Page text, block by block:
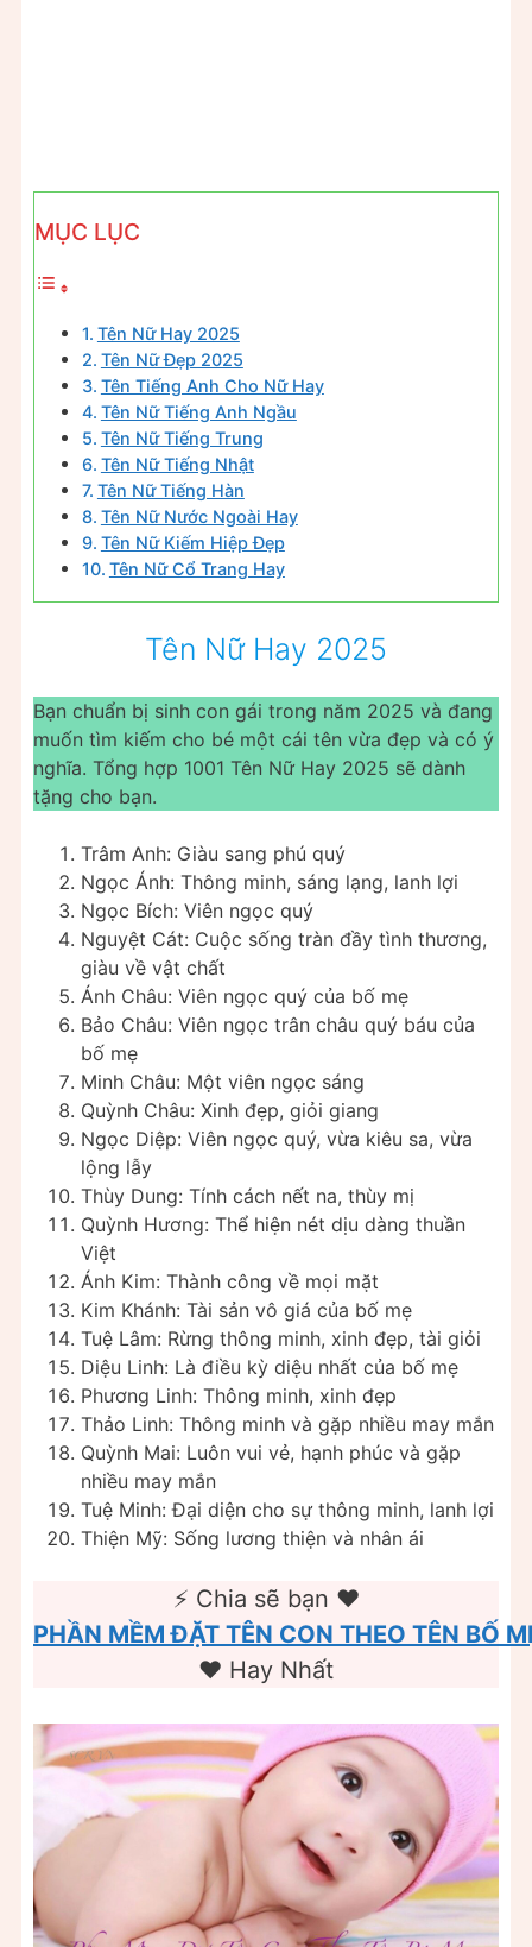
MỤC LỤC
Tên Nữ Hay 2025
Tên Nữ Đẹp 2025
Tên Tiếng Anh Cho Nữ Hay
Tên Nữ Tiếng Anh Ngầu
Tên Nữ Tiếng Trung
Tên Nữ Tiếng Nhật
Tên Nữ Tiếng Hàn
Tên Nữ Nước Ngoài Hay
Tên Nữ Kiếm Hiệp Đẹp
Tên Nữ Cổ Trang Hay
Tên Nữ Hay 2025
Bạn chuẩn bị sinh con gái trong năm 2025 và đang
muốn tìm kiếm cho bé một cái tên vừa đẹp và có ý
nghĩa. Tổng hợp 1001 Tên Nữ Hay 2025 sẽ dành
tặng cho bạn.
Trâm Anh: Giàu sang phú quý
Ngọc Ánh: Thông minh, sáng lạng, lanh lợi
Ngọc Bích: Viên ngọc quý
Nguyệt Cát: Cuộc sống tràn đầy tình thương,
giàu về vật chất
Ánh Châu: Viên ngọc quý của bố mẹ
Bảo Châu: Viên ngọc trân châu quý báu của
bố mẹ
Minh Châu: Một viên ngọc sáng
Quỳnh Châu: Xinh đẹp, giỏi giang
Ngọc Diệp: Viên ngọc quý, vừa kiêu sa, vừa
lộng lẫy
Thùy Dung: Tính cách nết na, thùy mị
Quỳnh Hương: Thể hiện nét dịu dàng thuần
Việt
Ánh Kim: Thành công về mọi mặt
Kim Khánh: Tài sản vô giá của bố mẹ
Tuệ Lâm: Rừng thông minh, xinh đẹp, tài giỏi
Diệu Linh: Là điều kỳ diệu nhất của bố mẹ
Phương Linh: Thông minh, xinh đẹp
Thảo Linh: Thông minh và gặp nhiều may mắn
Quỳnh Mai: Luôn vui vẻ, hạnh phúc và gặp
nhiều may mắn
Tuệ Minh: Đại diện cho sự thông minh, lanh lợi
Thiện Mỹ: Sống lương thiện và nhân ái
⚡️ Chia sẽ bạn ❤️️
PHẦN MỀM ĐẶT TÊN CON THEO TÊN BỐ
❤️️ Hay Nhất